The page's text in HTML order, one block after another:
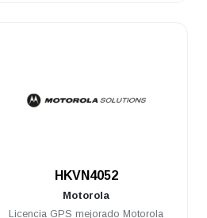
HKVN4052
Motorola
Licencia GPS mejorado Motorola